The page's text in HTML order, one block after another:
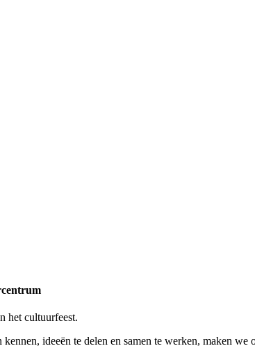
het cultuurfeest.
ideeën te delen en samen te werken, maken we